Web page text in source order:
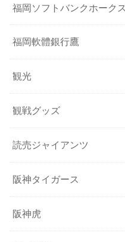
福岡ソフトバンクホークス
福岡軟體銀行鷹
観光
観戦グッズ
読売ジャイアンツ
阪神タイガース
阪神虎